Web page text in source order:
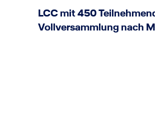
LCC mit 450
Vollversammlung nach